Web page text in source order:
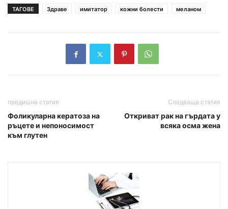
ТАГОВЕ Здраве имитатор кожни болести меланом
предишна статия
Фоликуларна кератоза на
ръцете и непоносимост
към глутен
Следваща статия
Откриват рак на гърдата у
всяка осма жена